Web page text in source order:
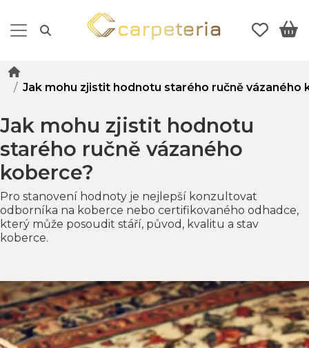
Jak mohu zjistit hodnotu starého ručně vázaného
Jak mohu zjistit hodnotu
starého ručně vázaného
koberce?
Pro stanovení hodnoty je nejlepší konzultovat
odborníka na koberce nebo certifikovaného odhadce,
který může posoudit stáří, původ, kvalitu a stav
koberce.